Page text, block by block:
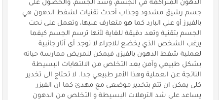
الدهون المتراكمة في الجسم، وشد الجسم، والحصول على
جسم رشيق مشدود وجذاب أحدث تقنيات لشفط الدهون هي
بالفيرز أو علي البارد كما هو متعارف عليها، وتعمل على نحت
الجسم بتقنية وتعد دقيقة للغاية لأنها ترسم الجسم كيفما
يرغب الشخص الذي يخضع للاجراء لا توجد أى آثار جانبية
لعملية شفط الدهون بالفيزر، فيمكن للمريض ممارسة حياته
بشكل طبيعي وآمن بعد التخلص من الالتهابات البسيطة
الناتجة عن العملية وهذا الأمر طبيعي جدا. لا تحتاج الى تخدير
كلى يمكن ان تتم بتخدير موضعى مع مهدئ كما ان الفيزر
يساعد على شد الترهلات البسيطة و التخلص من الدهون